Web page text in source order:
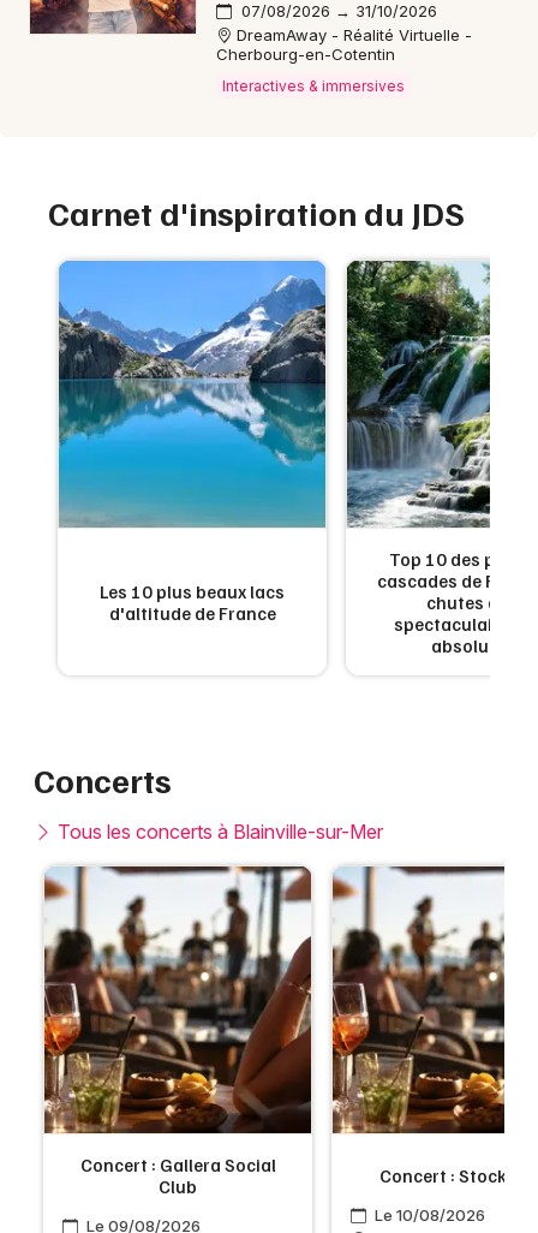
07/08/2026 → 31/10/2026
DreamAway - Réalité Virtuelle -
Cherbourg-en-Cotentin
Interactives & immersives
Carnet d'inspiration du JDS
Les 10 plus beaux lacs
d'altitude de France
Top 10 des plus
cascades de
chutes d'eau
spectaculaires à
absolument
Concerts
Tous les concerts à Blainville-sur-Mer
Concert : Gallera Social
Club
Le 09/08/2026
Concert :
Le 10/08/2026